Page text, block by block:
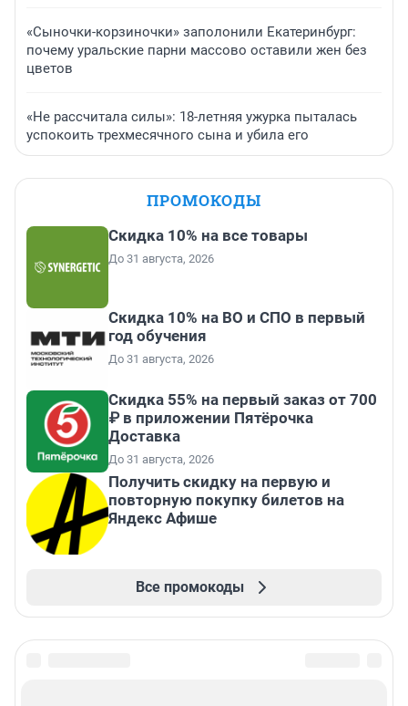
«Сыночки-корзиночки» заполонили Екатеринбург:
почему уральские парни массово оставили жен без
цветов
«Не рассчитала силы»: 18-летняя ужурка пыталась
успокоить трехмесячного сына и убила его
ПРОМОКОДЫ
Скидка 10% на все товары
До 31 августа, 2026
Скидка 10% на ВО и СПО в первый
год обучения
До 31 августа, 2026
Скидка 55% на первый заказ от 700
₽ в приложении Пятёрочка
Доставка
До 31 августа, 2026
Получить скидку на первую и
повторную покупку билетов на
Яндекс Афише
Все промокоды